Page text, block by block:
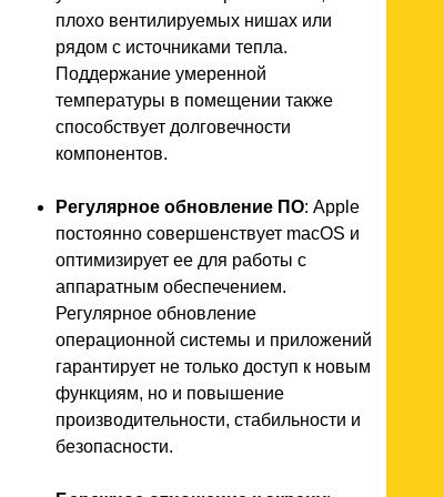
плохо вентилируемых нишах или
рядом с источниками тепла.
Поддержание умеренной
температуры в помещении также
способствует долговечности
компонентов.
Регулярное обновление ПО: Apple
постоянно совершенствует macOS и
оптимизирует ее для работы с
аппаратным обеспечением.
Регулярное обновление
операционной системы и приложений
гарантирует не только доступ к новым
функциям, но и повышение
производительности, стабильности и
безопасности.